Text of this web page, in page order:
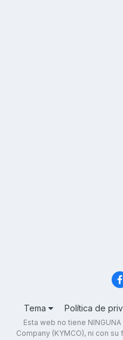
Tema Política de
Esta web no tiene
Company (KYMCO), ni con su